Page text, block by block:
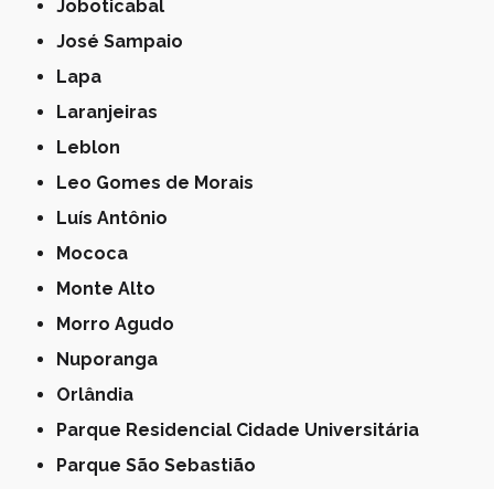
Joboticabal
José Sampaio
Lapa
Laranjeiras
Leblon
Leo Gomes de Morais
Luís Antônio
Mococa
Monte Alto
Morro Agudo
Nuporanga
Orlândia
Parque Residencial Cidade Universitária
Parque São Sebastião